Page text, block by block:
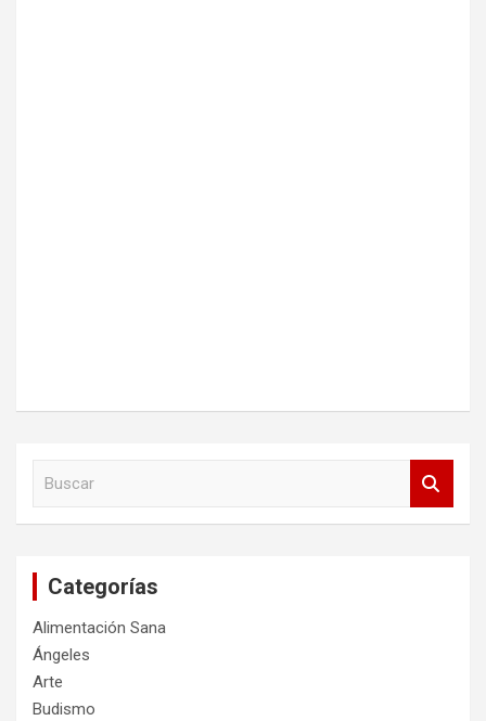
Categorías
Alimentación Sana
Ángeles
Arte
Budismo